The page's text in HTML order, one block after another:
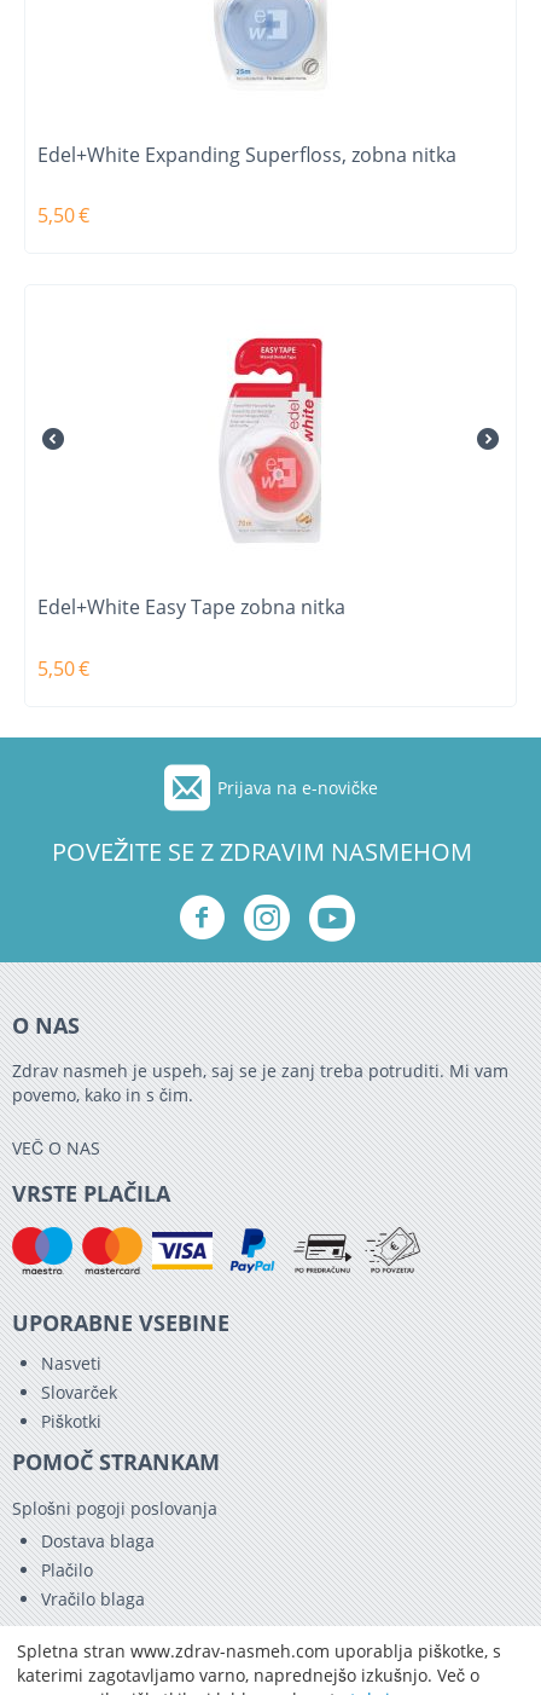
Edel+White Expanding Superfloss, zobna nitka
5,50€
Edel+White Easy Tape zobna nitka
5,50€
Prijava na e-novičke
POVEŽITE SE Z ZDRAVIM NASMEHOM
O NAS
Zdrav nasmeh je uspeh, saj se je zanj treba potruditi. Mi vam
povemo, kako in s čim.
VEČ O NAS
VRSTE PLAČILA
UPORABNE VSEBINE
Nasveti
Slovarček
Piškotki
POMOČ STRANKAM
Splošni pogoji poslovanja
Dostava blaga
Plačilo
Vračilo blaga
KONTAKT
02/ 460 53 42
Spletna stran www.zdrav-nasmeh.com uporablja piškotke, s
katerimi zagotavljamo varno, naprednejšo izkušnjo. Več o